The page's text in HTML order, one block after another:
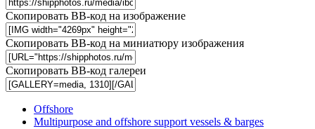
Скопировать BB-код на изображение
Скопировать BB-код на миниатюру изображения
Скопировать BB-код галереи
Offshore
Multipurpose and offshore support vessels & barges